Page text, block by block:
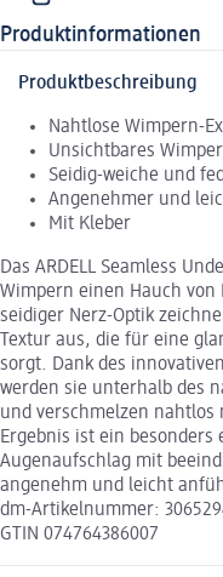
Produktinformationen
Produktbeschreibung
Nahtlose Wimpern-
Unsichtbares
Seidig-weiche und
Angenehmer und
Mit Kleber
Das ARDELL Seamless
Wimpern einen Hauch von
seidiger Nerz-Optik
Textur aus, die für eine
sorgt. Dank des
werden sie unterhalb des
und verschmelzen nahtlos
Ergebnis ist ein
Augenaufschlag mit
angenehm und leicht
dm-Artikelnummer:
GTIN 074764386007